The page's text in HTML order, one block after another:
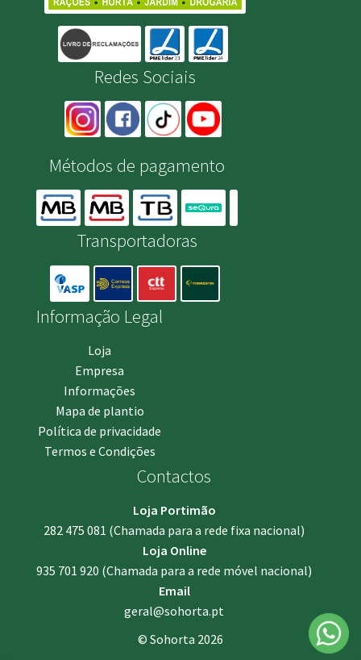
Redes Sociais
Métodos de pagamento
Transportadoras
Informação Legal
Loja
Empresa
Informações
Mapa de plantio
Política de privacidade
Termos e Condições
Contactos
Loja Portimão
282 475 081 (Chamada para a rede fixa nacional)
Loja Online
935 701 920 (Chamada para a rede móvel nacional)
Email
geral@sohorta.pt
© Sohorta 2026